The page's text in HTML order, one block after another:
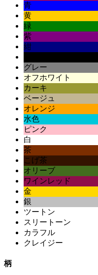
青
黄
緑
紫
紺
グレー
オフホワイト
カーキ
ベージュ
オレンジ
水色
ピンク
白
茶
こげ茶
オリーブ
ワインレッド
金
銀
ツートン
スリートーン
カラフル
クレイジー
柄